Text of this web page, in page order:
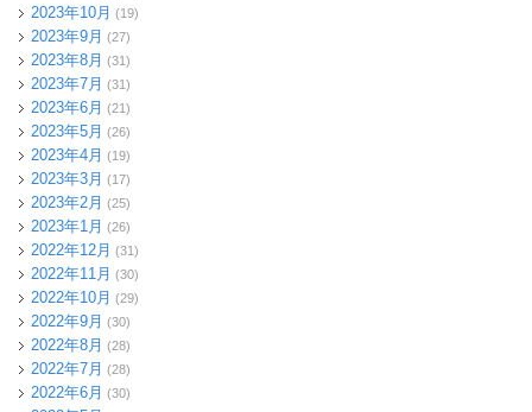
2023年10月 (19)
2023年9月 (27)
2023年8月 (31)
2023年7月 (31)
2023年6月 (21)
2023年5月 (26)
2023年4月 (19)
2023年3月 (17)
2023年2月 (25)
2023年1月 (26)
2022年12月 (31)
2022年11月 (30)
2022年10月 (29)
2022年9月 (30)
2022年8月 (28)
2022年7月 (28)
2022年6月 (30)